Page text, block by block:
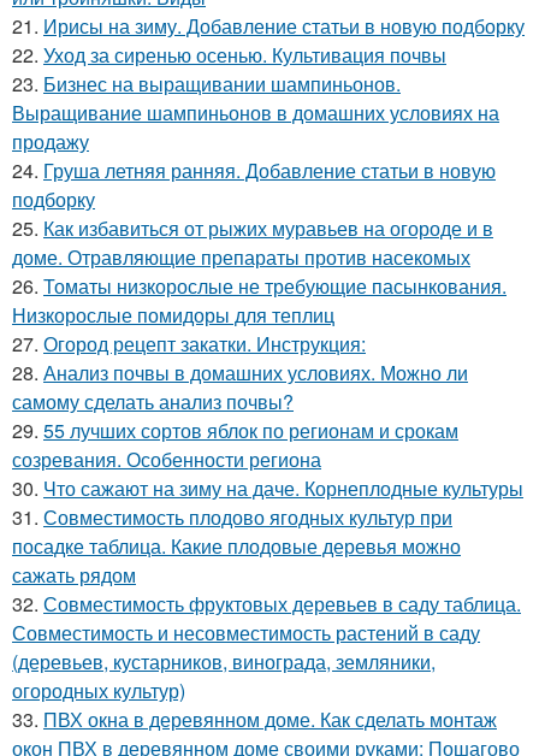
21. Ирисы на зиму. Добавление статьи в новую подборку
22. Уход за сиренью осенью. Культивация почвы
23. Бизнес на выращивании шампиньонов.
Выращивание шампиньонов в домашних условиях на
продажу
24. Груша летняя ранняя. Добавление статьи в новую
подборку
25. Как избавиться от рыжих муравьев на огороде и в
доме. Отравляющие препараты против насекомых
26. Томаты низкорослые не требующие пасынкования.
Низкорослые помидоры для теплиц
27. Огород рецепт закатки. Инструкция:
28. Анализ почвы в домашних условиях. Можно ли
самому сделать анализ почвы?
29. 55 лучших сортов яблок по регионам и срокам
созревания. Особенности региона
30. Что сажают на зиму на даче. Корнеплодные культуры
31. Совместимость плодово ягодных культур при
посадке таблица. Какие плодовые деревья можно
сажать рядом
32. Совместимость фруктовых деревьев в саду таблица.
Совместимость и несовместимость растений в саду
(деревьев, кустарников, винограда, земляники,
огородных культур)
33. ПВХ окна в деревянном доме. Как сделать монтаж
окон ПВХ в деревянном доме своими руками: Пошагово